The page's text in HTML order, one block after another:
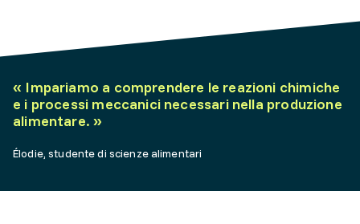
« Impariamo a comprendere le reazioni chimiche
e i processi meccanici necessari nella produzione
alimentare. »
Élodie, studente di scienze alimentari